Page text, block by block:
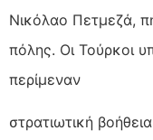
Νικόλαο Πετμεζά,
πόλης. Οι Τούρκοι
περίμεναν
στρατιωτική